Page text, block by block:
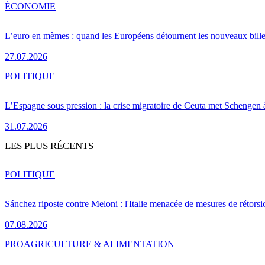
L’euro en mèmes : quand les Européens détournent les nouveaux
27.07.2026
ÉCONOMIE
L’Espagne sous pression : la crise migratoire de Ceuta met Schengen
31.07.2026
POLITIQUE
LES PLUS RÉCENTS
Sánchez riposte contre Meloni : l'Italie menacée de mesures de
07.08.2026
POLITIQUE
PROAGRICULTURE & ALIMENTATION